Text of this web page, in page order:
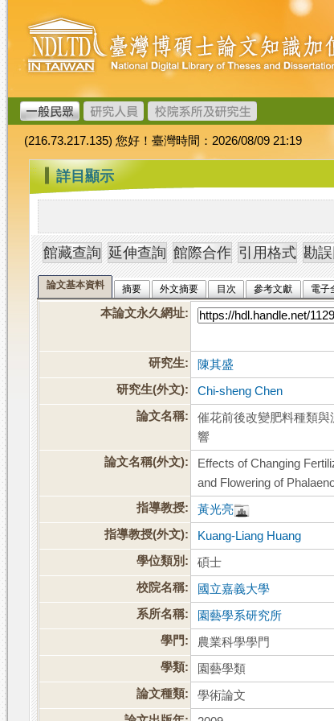
跳
到
主
要
內
容
臺
灣
博
碩
士
論
文
加
值
系
統
(216.73.217.135) 您好！臺灣時間：2026/08/09 21:19
::: 詳目顯示
論文基本資料 摘要 外文摘要 目次 參考文獻 電子
本論文永久網址:
研究生:
陳其盛
研究生(外文):
Chi-sheng Chen
論文名稱:
催花前後改變肥料種類與
響
論文名稱(外文):
Effects of Changing
and Flowering of
指導教授:
黃光亮
指導教授(外文):
Kuang-Liang Huang
學位類別:
碩士
校院名稱:
國立嘉義大學
系所名稱:
園藝學系研究所
學門:
農業科學學門
學類:
園藝學類
論文種類:
學術論文